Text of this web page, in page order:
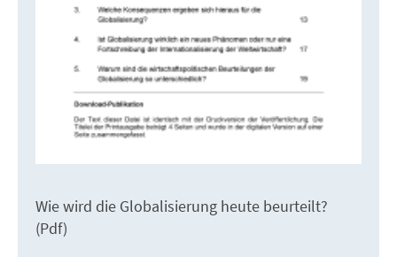
Wie wird die Globalisierung heute beurteilt?
(Pdf)